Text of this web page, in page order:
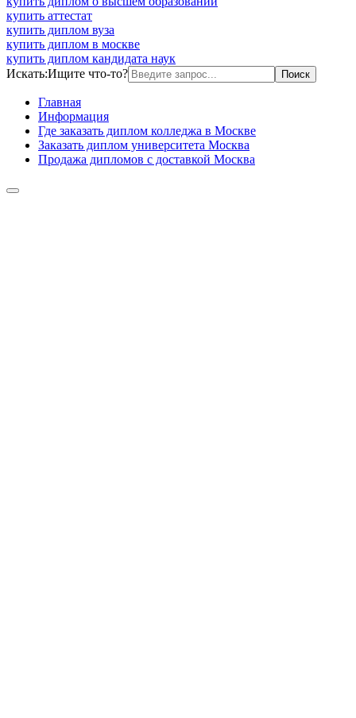
купить аттестат
купить диплом вуза
купить диплом в москве
купить диплом кандидата наук
Искать:Ищите что-то?
Главная
Информация
Где заказать диплом колледжа в Москве
Заказать диплом университета Москва
Продажа дипломов с доставкой Москва